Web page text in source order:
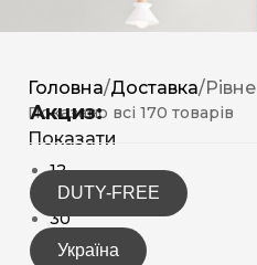
Акциз:
DUTY-FREE
Україна
Головна/Доставка/Рівне
Показано всі 170 товарів
Показати
12
15
30